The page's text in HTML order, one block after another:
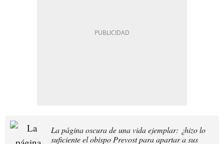
La página oscura de una vida ejemplar: ¿hizo lo
suficiente el obispo Prevost para apartar a sus